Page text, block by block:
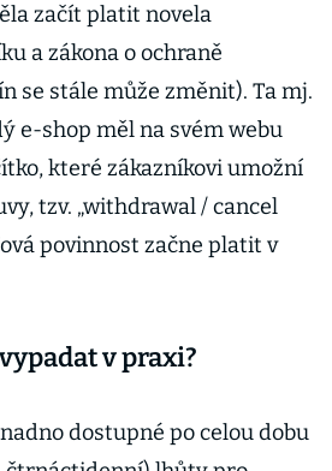
začít platit novela
a zákona o ochraně
se stále může změnit). Ta mj.
e-shop měl na svém webu
které zákazníkovi umožní
tzv. „withdrawal / cancel
povinnost začne platit v
v praxi?
dostupné po celou dobu